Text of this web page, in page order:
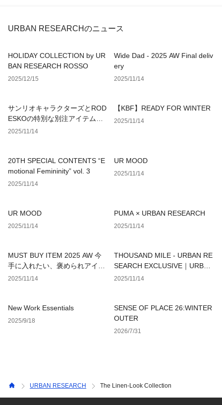
URBAN RESEARCHのニュース
HOLIDAY COLLECTION by UR
BAN RESEARCH ROSSO
2025/12/15
Wide Dad - 2025 AW Final deliv
ery
2025/11/14
サンリオキャラクターズとROD
ESKOの特別な別注アイテムが
登場
2025/11/14
【KBF】READY FOR WINTER
2025/11/14
20TH SPECIAL CONTENTS “E
motional Femininity” vol. 3
2025/11/14
UR MOOD
2025/11/14
UR MOOD
2025/11/14
PUMA × URBAN RESEARCH
2025/11/14
MUST BUY ITEM 2025 AW 今
手に入れたい、褒められアイテ
ム
2025/11/14
THOUSAND MILE - URBAN RE
SEARCH EXCLUSIVE｜URBAN
RESEARCH
2025/11/14
New Work Essentials
2025/9/18
SENSE OF PLACE 26:WINTER
OUTER
2026/7/31
URBAN RESEARCH The Linen-Look Collection